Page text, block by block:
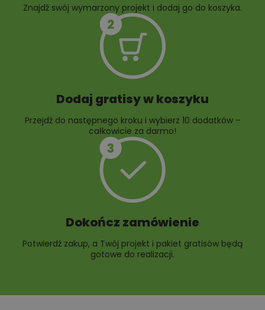
10 projektów rabat
Znajdź swój wymarzony projekt i dodaj go do koszyka.
Dodaj gratisy w koszyku
Przejdź do następnego kroku i wybierz 10 dodatków –
całkowicie za darmo!
Dokończ zamówienie
Potwierdź zakup, a Twój projekt i pakiet gratisów będą
gotowe do realizacji.